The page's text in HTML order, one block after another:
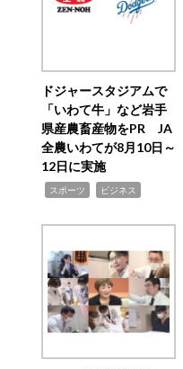
ドジャースタジアムで
「いわて牛」など岩手
県産農畜産物をPR JA
全農いわてが8月10日～
12日に実施
スポーツ ビジネス